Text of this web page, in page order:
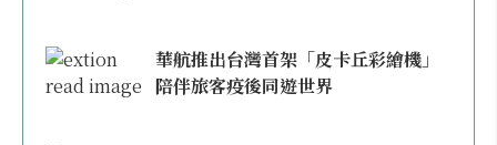
華航推出台灣首架「皮卡丘彩繪機」
陪伴旅客疫後同遊世界